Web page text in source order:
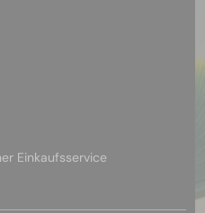
Einkaufsservice